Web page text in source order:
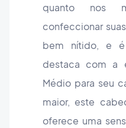
quanto nos
confeccionar
bem nítido, e
destaca com a
Médio para seu
maior, este
oferece uma